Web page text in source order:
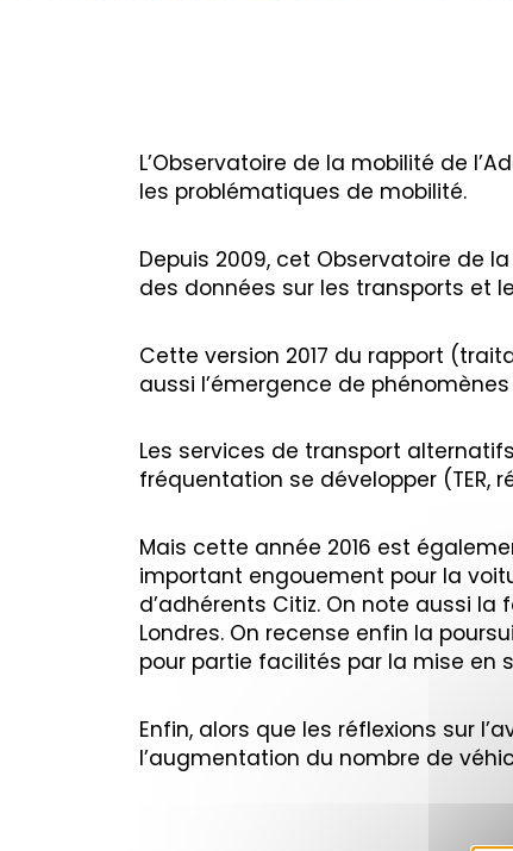
L’Observatoire de la mobilité de
les problématiques de mobilité.
Depuis 2009, cet Observatoire de
des données sur les transports et
Cette version 2017 du rapport
aussi l’émergence de
Les services de transport
fréquentation se développer (TER,
Mais cette année 2016 est
important engouement pour la
d’adhérents Citiz. On note aussi la
Londres. On recense enfin la
pour partie facilités par la mise en
Enfin, alors que les réflexions sur
l’augmentation du nombre de